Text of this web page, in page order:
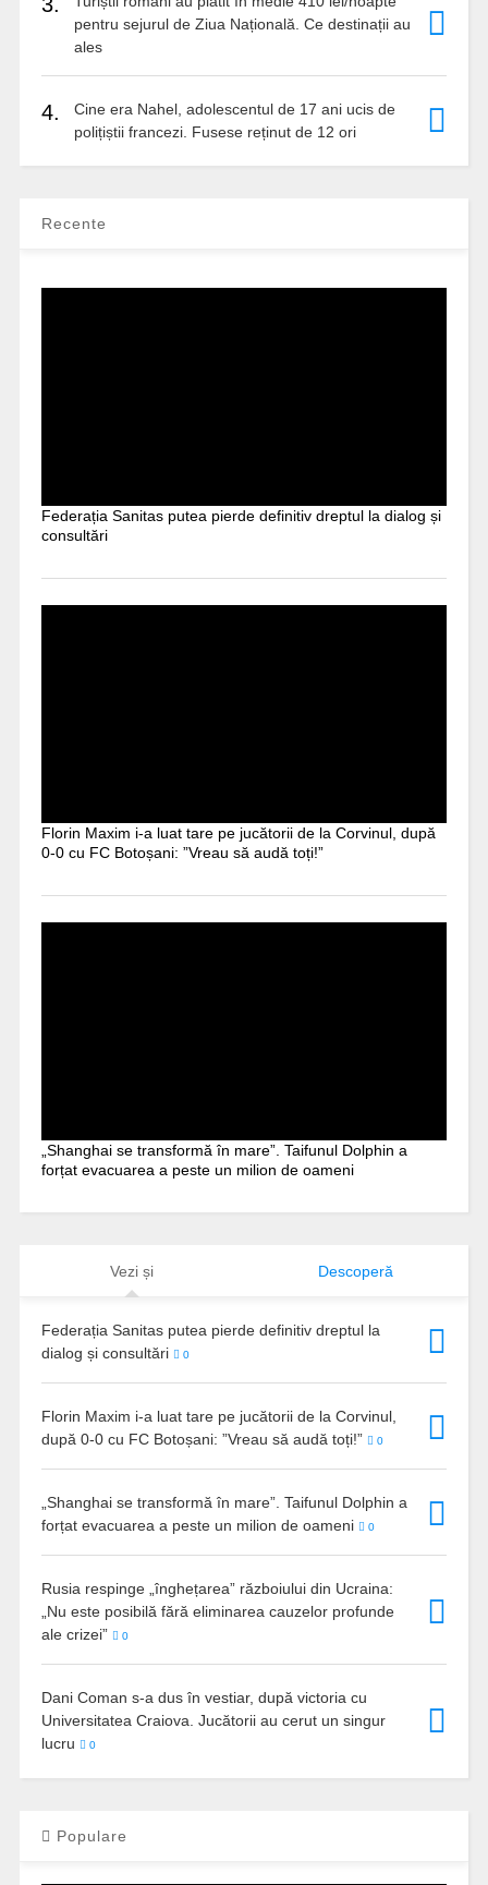
pentru sejurul de Ziua Națională. Ce destinații au
ales
4.
Cine era Nahel, adolescentul de 17 ani ucis de
polițiștii francezi. Fusese reținut de 12 ori
Recente
Federația Sanitas putea pierde definitiv dreptul la dialog și
consultări
Florin Maxim i-a luat tare pe jucătorii de la Corvinul, după
0-0 cu FC Botoșani: ”Vreau să audă toți!”
„Shanghai se transformă în mare”. Taifunul Dolphin a
forțat evacuarea a peste un milion de oameni
Vezi și Descoperă
Federația Sanitas putea pierde definitiv dreptul la
dialog și consultări
0
Florin Maxim i-a luat tare pe jucătorii de la Corvinul,
după 0-0 cu FC Botoșani: ”Vreau să audă toți!”
0
„Shanghai se transformă în mare”. Taifunul Dolphin a
forțat evacuarea a peste un milion de oameni
0
Rusia respinge „înghețarea” războiului din Ucraina:
„Nu este posibilă fără eliminarea cauzelor profunde
ale crizei”
0
Dani Coman s-a dus în vestiar, după victoria cu
Universitatea Craiova. Jucătorii au cerut un singur
lucru
0
Populare